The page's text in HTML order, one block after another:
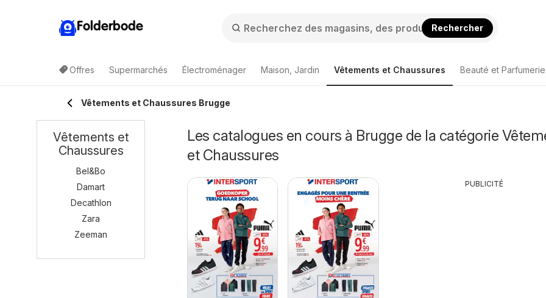
Folderbode Rechercher
Offres Supermarchés Électroménager Maison, Jardin Vêtements et Chaussures Beauté et Parfumerie
Vêtements et Chaussures Brugge
Les catalogues en cours à Brugge de la catégorie
et Chaussures
PUBLICITÉ
Vêtements et
Chaussures
Bel&Bo
Damart
Decathlon
Zara
Zeeman